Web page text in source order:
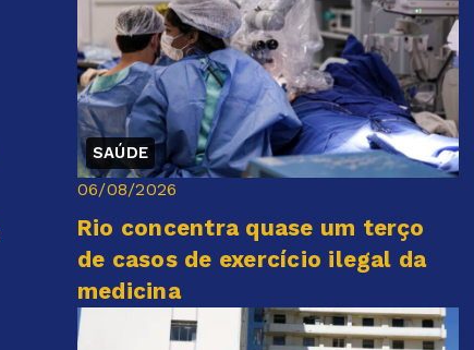
SAÚDE
06/08/2026
Rio concentra quase um terço
de casos de exercício ilegal da
medicina